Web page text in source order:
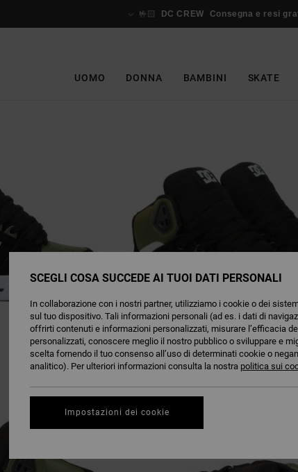
🤟🏻 DC CREW Consegna e resi
UOMO DONNA BAMBINI SKATE
SCEGLI COSA SUCCEDE AI TUOI DATI PERSONALI
In collaborazione con i nostri partner, utilizziamo i cookie o dei
sul tuo dispositivo. Tali informazioni personali (ad es. i dati di
offrirti contenuti e informazioni personalizzati, misurare l’efficacia
personalizzati, conoscere meglio il nostro pubblico o sviluppare e
scelta fornendo il tuo consenso all’uso di determinati cookie o
analitico). Per ulteriori informazioni consulta la nostra politica sui
Impostazioni dei cookie